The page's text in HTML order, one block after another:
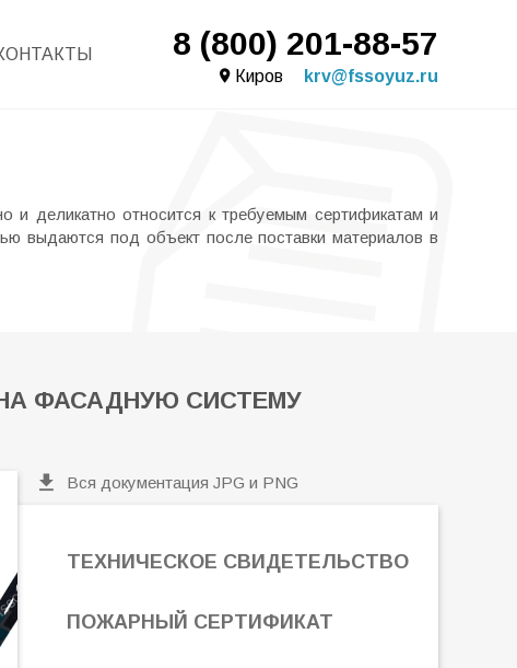
8 (800) 201-88-57
Киров krv@fssoyuz.ru
и деликатно относится к требуемым сертификатам и
выдаются под объект после поставки материалов в
ФАСАДНУЮ СИСТЕМУ
Вся документация JPG и PNG
ТЕХНИЧЕСКОЕ СВИДЕТЕЛЬСТВО
ПОЖАРНЫЙ СЕРТИФИКАТ